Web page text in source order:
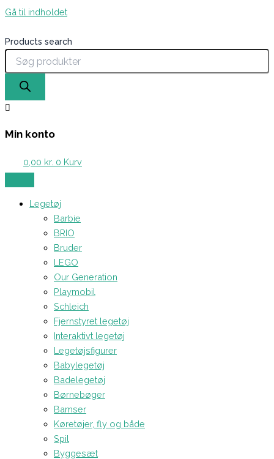
Gå til indholdet
Products search
Min konto
0,00 kr. 0 Kurv
Legetøj
Barbie
BRIO
Bruder
LEGO
Our Generation
Playmobil
Schleich
Fjernstyret legetøj
Interaktivt legetøj
Legetøjsfigurer
Babylegetøj
Badelegetøj
Børnebøger
Bamser
Køretøjer, fly og både
Spil
Byggesæt